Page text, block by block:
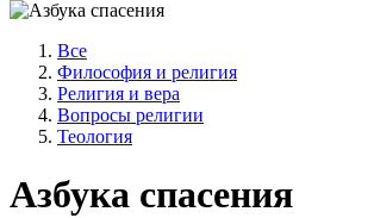
Все
Философия и религия
Религия и вера
Вопросы религии
Теология
Азбука спасения